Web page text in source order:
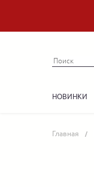
НОВИНКИ
Главная